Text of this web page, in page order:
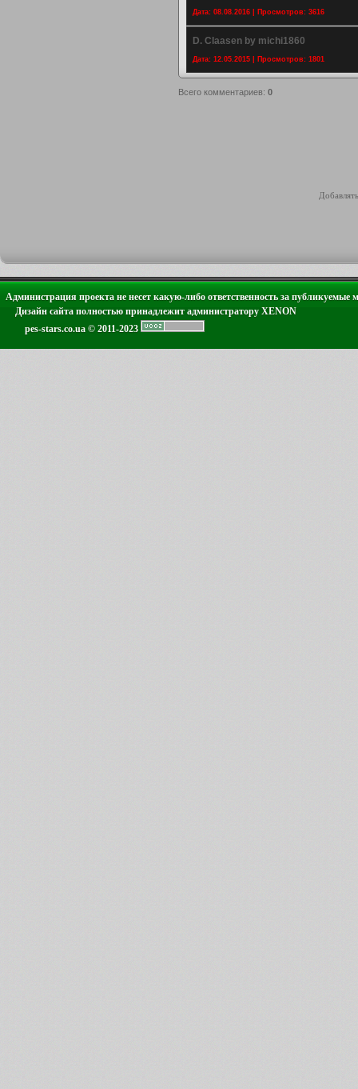
Дата: 08.08.2016 | Просмотров: 3616
D. Claasen by michi1860
Дата: 12.05.2015 | Просмотров: 1801
Всего комментариев: 0
Администрация проекта не несет какую-либо ответственность за публикуемые
Дизайн сайта полностью принадлежит администратору XENON
pes-stars.co.ua © 2011-2023